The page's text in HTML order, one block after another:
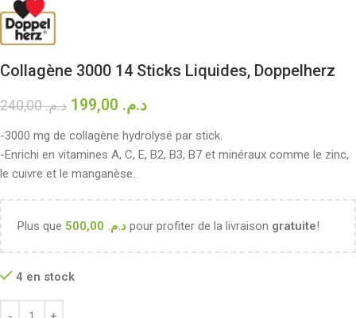
Collagène 3000 14 Sticks Liquides, Doppelherz
د.م.240,00 د.م.
-3000 mg de collagène hydrolysé par stick.
-Enrichi en vitamines A, C, E, B2, B3, B7 et minéraux comme le zinc,
le cuivre et le manganèse.
Plus que د.م. pour profiter de la livraison gratuite!
4 en stock